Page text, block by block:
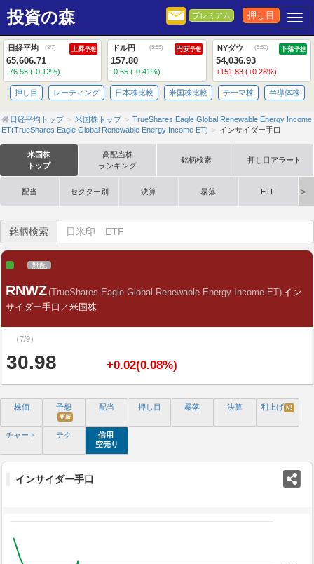
投資の森 プレミアム 押し目
日経平均 (8/7) 上昇予想
65,606.71
-76.55 (-0.12%)
ドル円 (5:55) 円安予想
157.80
-0.65 (-0.41%)
NYダウ (5:50) 下落予想
54,036.93
+151.83 (+0.28%)
押し目 レーティング 日本株比較 米国株比較 テーマ株 半導体株
日経平均トップ 米国株トップ
TrueShares Eagle Global Renewable Energy Income
ET(TrueShares Eagle Global Renewable Energy Income ET)
インサイダー手口
米国株
トップ
高配当株
ランキング
銘柄検索 押し目アラート
配当 セクター別 決算 暴落 ETF
銘柄検索
無配
RNWZ(TrueShares Eagle Global Renewable Energy Income ET) イン
サイダー手口／米国株
（7/9）
30.98 +0.02(0.08%)
株価 予想
更新
配当 押し目 暴落 決算 利上げ N!
チャート テク
信用
空売り
インサイダー手口